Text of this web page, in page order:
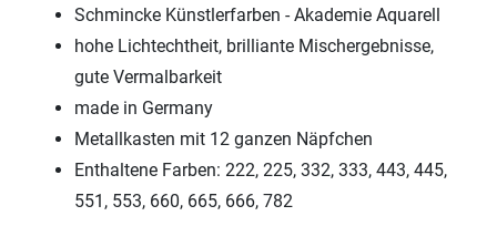
Schmincke Künstlerfarben - Akademie Aquarell
hohe Lichtechtheit, brilliante Mischergebnisse,
gute Vermalbarkeit
made in Germany
Metallkasten mit 12 ganzen Näpfchen
Enthaltene Farben: 222, 225, 332, 333, 443, 445,
551, 553, 660, 665, 666, 782